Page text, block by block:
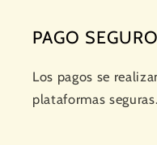
PAGO SEGURO
Los pagos se
plataformas seguras.